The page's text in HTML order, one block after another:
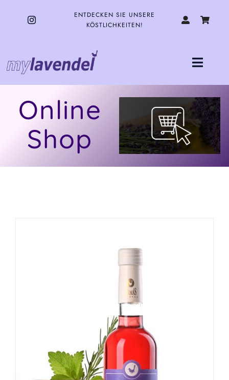
springen
ENTDECKEN SIE UNSERE
KÖSTLICHKEITEN!
Toggle
HOME
UNSERE PRODUKTE
Online
Shop